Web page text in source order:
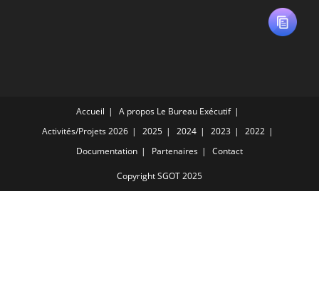
Accueil A propos Le Bureau Exécutif
Activités/Projets2026 2025 2024 2023
2022
Documentation
Partenaires Contact
Copyright SGOT 2025